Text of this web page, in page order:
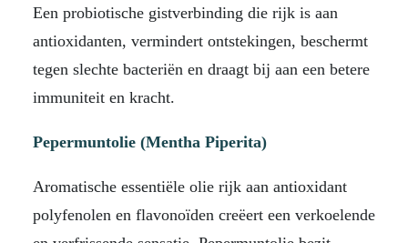
Een probiotische gistverbinding die rijk is aan
antioxidanten, vermindert ontstekingen, beschermt
tegen slechte bacteriën en draagt ​​bij aan een betere
immuniteit en kracht.
Pepermuntolie (Mentha Piperita)
Aromatische essentiële olie rijk aan antioxidant
polyfenolen en flavonoïden creëert een verkoelende